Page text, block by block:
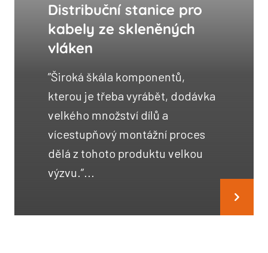
Distribuční stanice pro
kabely ze skleněných
vláken
”Široká škála komponentů,
kterou je třeba vyrábět, dodávka
velkého množství dílů a
vícestupňový montážní proces
dělá z tohoto produktu velkou
výzvu.”...